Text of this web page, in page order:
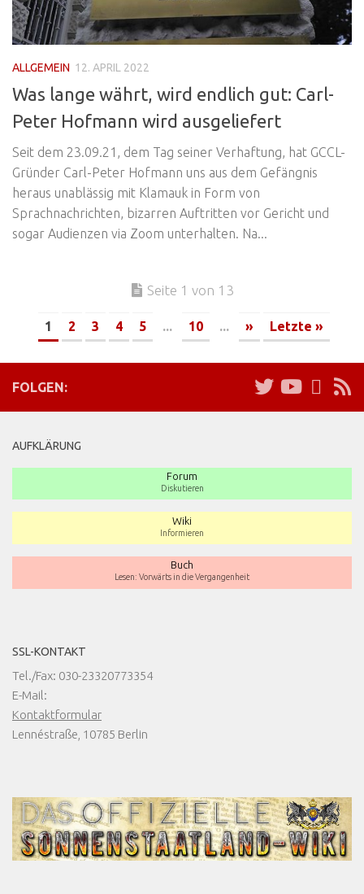
ALLGEMEIN 12. APRIL 2022
Was lange währt, wird endlich gut: Carl-
Peter Hofmann wird ausgeliefert
Seit dem 23.09.21, dem Tag seiner Verhaftung, hat GCCL-
Gründer Carl-Peter Hofmann uns aus dem Gefängnis
heraus unablässig mit Klamauk in Form von
Sprachnachrichten, bizarren Auftritten vor Gericht und
sogar Audienzen via Zoom unterhalten. Na...
Seite 1 von 13
1 2 3 4 5 ... 10 ... » Letzte »
FOLGEN:
AUFKLÄRUNG
Forum
Diskutieren
Wiki
Informieren
Buch
Lesen: Vorwärts in die Vergangenheit
SSL-KONTAKT
Tel./Fax: 030-23320773354
E-Mail:
Kontaktformular
Lennéstraße, 10785 Berlin